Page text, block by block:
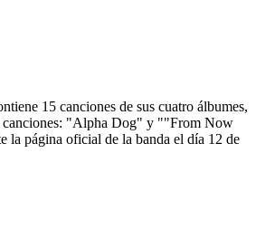
15 canciones de sus cuatro álbumes,
canciones: "Alpha Dog" y ""From Now
la página oficial de la banda el día 12 de